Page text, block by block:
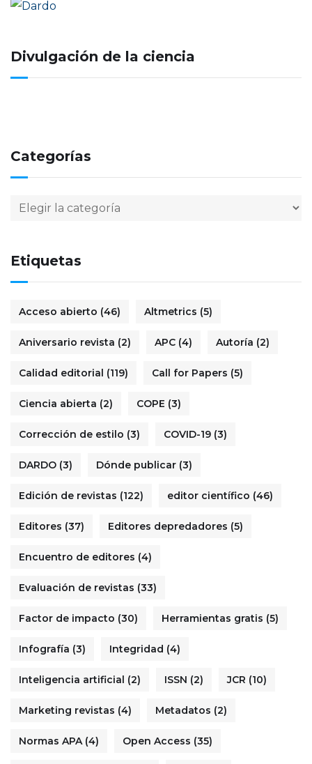
Divulgación de la ciencia
Categorías
Etiquetas
Acceso abierto (46) Altmetrics (5)
Aniversario revista (2) APC (4) Autoría (2)
Calidad editorial (119) Call for Papers (5)
Ciencia abierta (2) COPE (3)
Corrección de estilo (3) COVID-19 (3)
DARDO (3) Dónde publicar (3)
Edición de revistas (122) editor científico (46)
Editores (37) Editores depredadores (5)
Encuentro de editores (4)
Evaluación de revistas (33)
Factor de impacto (30) Herramientas gratis (5)
Infografía (3) Integridad (4)
Inteligencia artificial (2) ISSN (2) JCR (10)
Marketing revistas (4) Metadatos (2)
Normas APA(4) Open Access (35)